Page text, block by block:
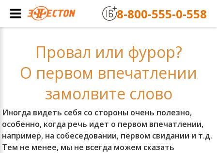
Провал или фурор?
О первом впечатлении
замолвите слово
Иногда видеть себя со стороны очень полезно,
особенно, когда речь идет о первом впечатлении,
например, на собеседовании, первом свидании и т.д.
Тем не менее, мы не всегда можем сказать
8-800-555-0-558